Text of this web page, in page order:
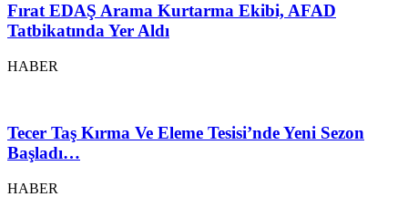
Fırat EDAŞ Arama Kurtarma Ekibi, AFAD
Tatbikatında Yer Aldı
HABER
Tecer Taş Kırma Ve Eleme Tesisi’nde Yeni Sezon
Başladı…
HABER